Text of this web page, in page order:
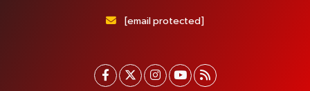
[email protected]